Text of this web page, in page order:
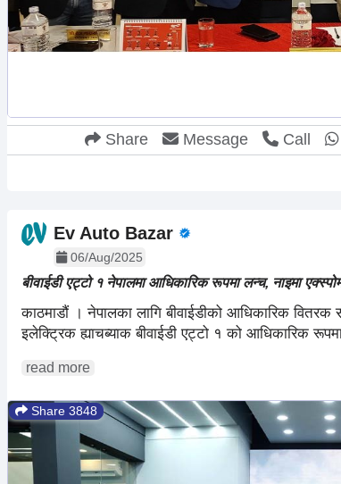
Share Message Call
Ev Auto Bazar
06/Aug/2025
बीवाईडी एट्टो १ नेपालमा आधिकारिक रूपमा लन्च, नाइमा
काठमाडौं । नेपालका लागि बीवाईडीको आधिकारिक
इलेक्ट्रिक ह्याचब्याक बीवाईडी एट्टो १ को आधिकारिक
read more
Share 3848